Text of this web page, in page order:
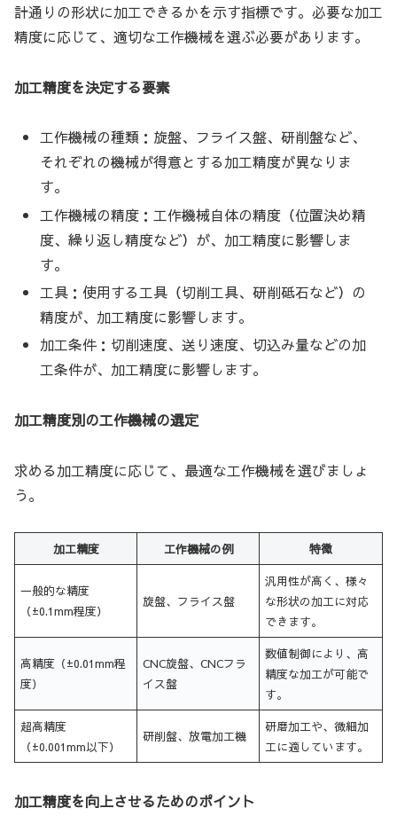
計通りの形状に加工できるかを示す指標です。必要な加工
精度に応じて、適切な工作機械を選ぶ必要があります。
加工精度を決定する要素
工作機械の種類：旋盤、フライス盤、研削盤など、
それぞれの機械が得意とする加工精度が異なりま
す。
工作機械の精度：工作機械自体の精度（位置決め精
度、繰り返し精度など）が、加工精度に影響しま
す。
工具：使用する工具（切削工具、研削砥石など）の
精度が、加工精度に影響します。
加工条件：切削速度、送り速度、切込み量などの加
工条件が、加工精度に影響します。
加工精度別の工作機械の選定
求める加工精度に応じて、最適な工作機械を選びましょ
う。
加工精度 工作機械の例 特徴
一般的な精度
（±0.1mm程度）
旋盤、フライス盤
汎用性が高く、様々
な形状の加工に対応
できます。
高精度（±0.01mm程
度）
CNC旋盤、CNCフラ
イス盤
数値制御により、高
精度な加工が可能で
す。
超高精度
（±0.001mm以下）
研削盤、放電加工機
研磨加工や、微細加
工に適しています。
加工精度を向上させるためのポイント